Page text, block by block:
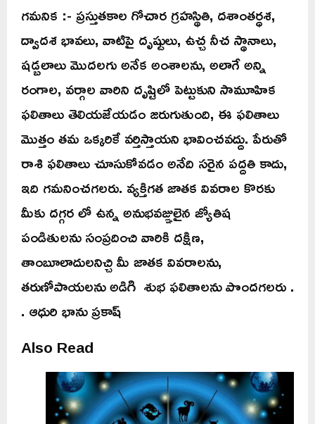
గమనిక :- ప్రస్తుతకాల గోచార గ్రహస్థితి, దశాంతర్ధశ,
ద్వాదశ భావలు, వాటిపై దృష్టులు, ఉచ్చ నీచ స్థానాలు,
షడ్బలాలు మొదలగు అనేక అంశాలను, అలాగే అన్ని
రంగాల, వర్గాల వారిని దృష్టిలో పెట్టుకుని సామూహిక
ఫలితాలు తెలియజేయడం జరుగుతుంది, ఈ ఫలితాలు
మొత్తం తమ ఒక్కరికే వర్తిస్తాయని భావించవద్దు. పేరుతో
రాశి ఫలితాలు చూసుకోవడం అనేది సరైన పద్దతి కాదు,
ఇది గమనించగలరు. వ్యక్తిగత జాతక వివరాల కొరకు
మీకు దగ్గర లో ఉన్న అనుభవజ్ఞులైన జ్యోతిష
పండితులను సంప్రదించి వారికి దక్షిణ,
తాంబూలాదులనిచ్చి మీ జాతక వివరాలను,
తరుణోపాయలను అడిగి శుభ ఫలితాలను పొందగలరు .
. ఆధురి భాను ప్రకాష్
Also Read